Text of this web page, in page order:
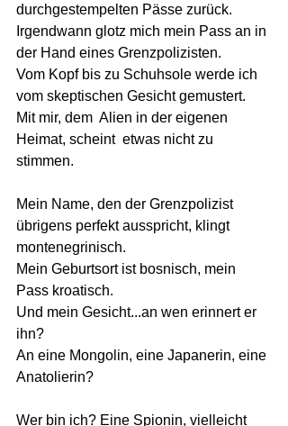
durchgestempelten Pässe zurück.
Irgendwann glotz mich mein Pass an in
der Hand eines Grenzpolizisten.
Vom Kopf bis zu Schuhsole werde ich
vom skeptischen Gesicht gemustert.
Mit mir, dem  Alien in der eigenen
Heimat, scheint  etwas nicht zu
stimmen.
Mein Name, den der Grenzpolizist
übrigens perfekt ausspricht, klingt
montenegrinisch.
Mein Geburtsort ist bosnisch, mein
Pass kroatisch.
Und mein Gesicht...an wen erinnert er
ihn?
An eine Mongolin, eine Japanerin, eine
Anatolierin?
Wer bin ich? Eine Spionin, vielleicht